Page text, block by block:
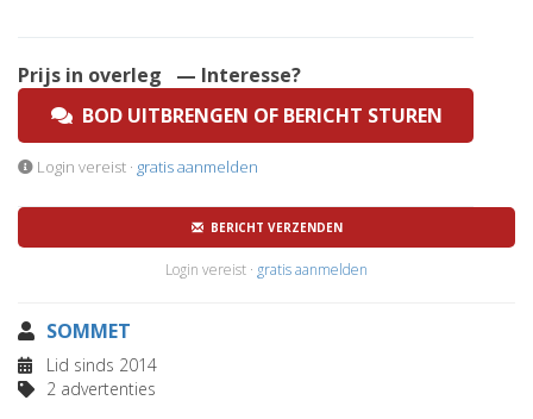
Prijs in overleg
— Interesse?
BOD UITBRENGEN OF BERICHT STUREN
Login vereist · gratis aanmelden
BERICHT VERZENDEN
Login vereist · gratis aanmelden
SOMMET
Lid sinds 2014
2 advertenties